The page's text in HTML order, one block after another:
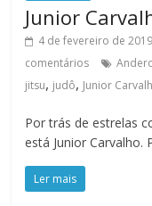
Junior
4 de fevereiro de 2019
comentários
jitsu, judô, Junior
Por trás de estrelas
está Junior Carvalho.
Ler mais